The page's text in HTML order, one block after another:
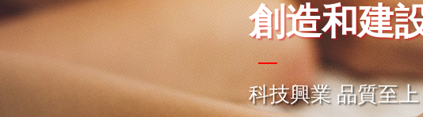
創造和建
科技興業 品質至上